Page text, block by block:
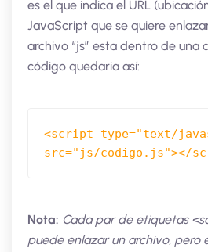
es el que indica el URL
JavaScript que se quiere
archivo “js” esta dentro de una
código quedaria así:
<script type="text/
Nota: Cada par de etiquetas
puede enlazar un archivo, pero